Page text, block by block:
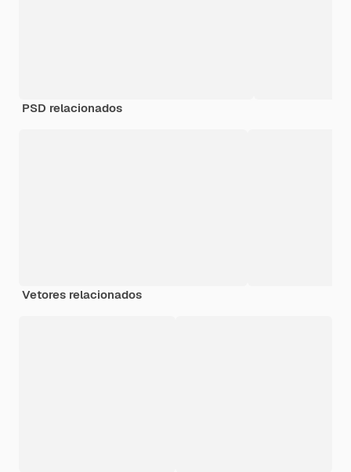
PSD relacionados
Vetores relacionados